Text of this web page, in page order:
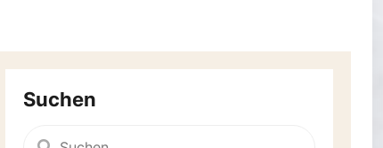
Suchen